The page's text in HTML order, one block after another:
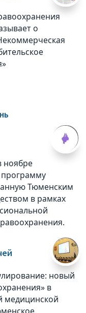
о
ноябре
программу
Тюменским
в рамках
новый
в
медицинской